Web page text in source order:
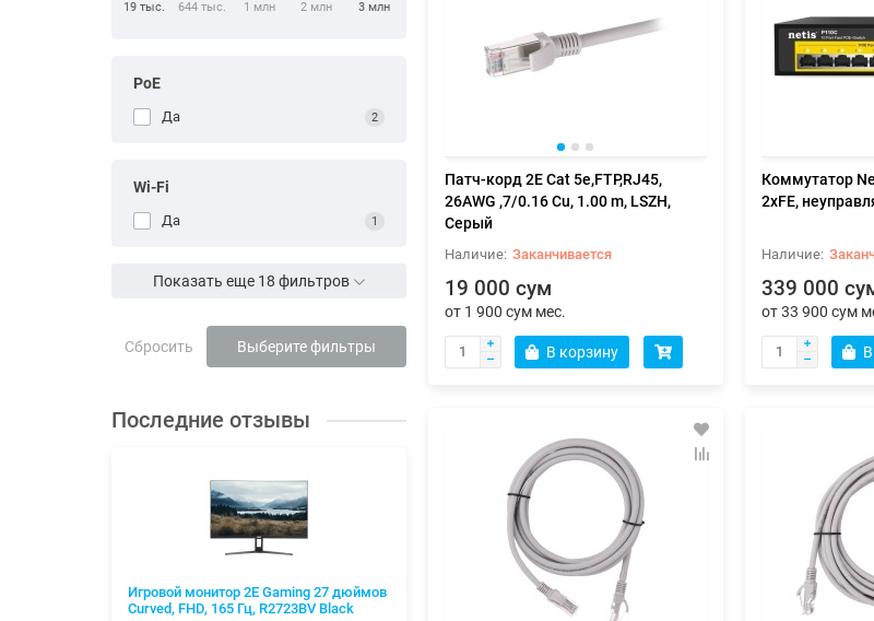
19 тыс. 644 тыс. 1 млн 2 млн 3 млн
PoE
Да 2
Wi-Fi
Да 1
Показать еще 18 фильтров
Сбросить Выберите фильтры
Последние отзывы
Игровой монитор 2E Gaming 27 дюймов
Curved, FHD, 165 Гц, R2723BV Black
Конвекторный электрический
обогреватель ARDESTO, 20м2, 2000Вт,
Игровая мышь
RGB USB Black +
Патч-корд 2E Cat 5e,FTP,RJ45,
26AWG ,7/0.16 Cu, 1.00 m, LSZH,
Серый
Заканчивается
19 000 сум
от 1 900 сум мес.
В корзину
Коммутатор
2xFE,
339 000
от 33 900 сум